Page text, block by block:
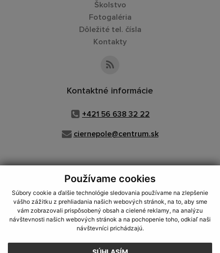
Používame cookies
Súbory cookie a ďalšie technológie sledovania používame na zlepšenie
vášho zážitku z prehliadania našich webových stránok, na to, aby sme
vám zobrazovali prispôsobený obsah a cielené reklamy, na analýzu
návštevnosti našich webových stránok a na pochopenie toho, odkiaľ naši
návštevníci prichádzajú.
Školstvo
Fotogaléria
Dôležité tel. čísla
Kontakty
Kontaktné informácie
+421 56 638 32 22
ciernepole@centrum.sk
využite možnosť získavania aktuálnych informácií s využitím RSS
CMS systém (redakčný) systém ECHELON 2,
Mapa stránok web portál
webhosting, webex.digital, s.r.o.,domény,registrácia domény,
spoločnosť webex.digital, s.r.o.,technický prevádzkovateľ
Posledná aktualizácia:27.07.2026
Vytlačiť stránku|Vyhlásenie o prístupnosti